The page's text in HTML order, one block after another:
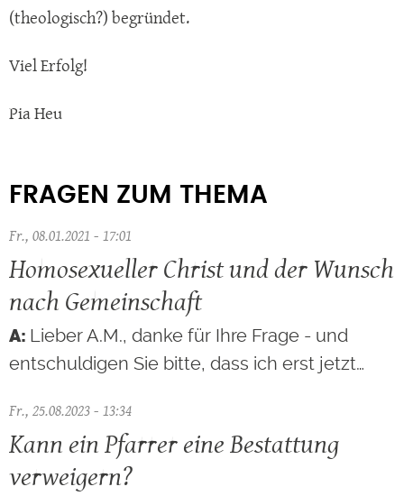
(theologisch?) begründet.
Viel Erfolg!
Pia Heu
FRAGEN ZUM THEMA
Fr., 08.01.2021 - 17:01
Homosexueller Christ und der Wunsch
nach Gemeinschaft
Lieber A.M., danke für Ihre Frage - und
entschuldigen Sie bitte, dass ich erst jetzt…
Fr., 25.08.2023 - 13:34
Kann ein Pfarrer eine Bestattung
verweigern?